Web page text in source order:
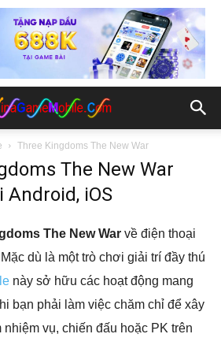
Three Kingdoms The New War
The New War
Android, iOS
The New War về điện thoại
dù là một trò chơi giải trí đầy thú
này sở hữu các hoạt động mang
bạn phải làm việc chăm chỉ để xây
vụ, chiến đấu hoặc PK trên